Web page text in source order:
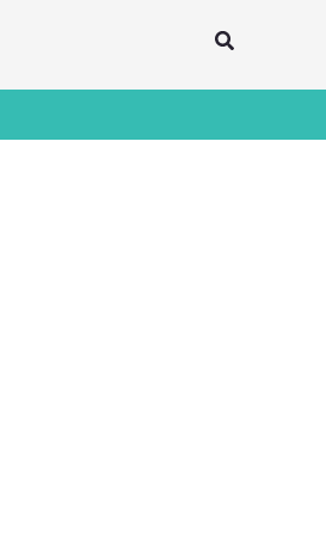
Rechercher